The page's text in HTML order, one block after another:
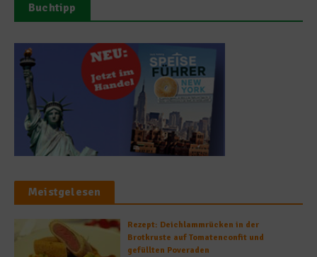
Buchtipp
Meistgelesen
Rezept: Deichlammrücken in der
Brotkruste auf Tomatenconfit und
gefüllten Poveraden